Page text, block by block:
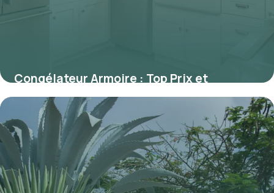
Congélateur Armoire : Top Prix et
Comparatif
30 mai 2026